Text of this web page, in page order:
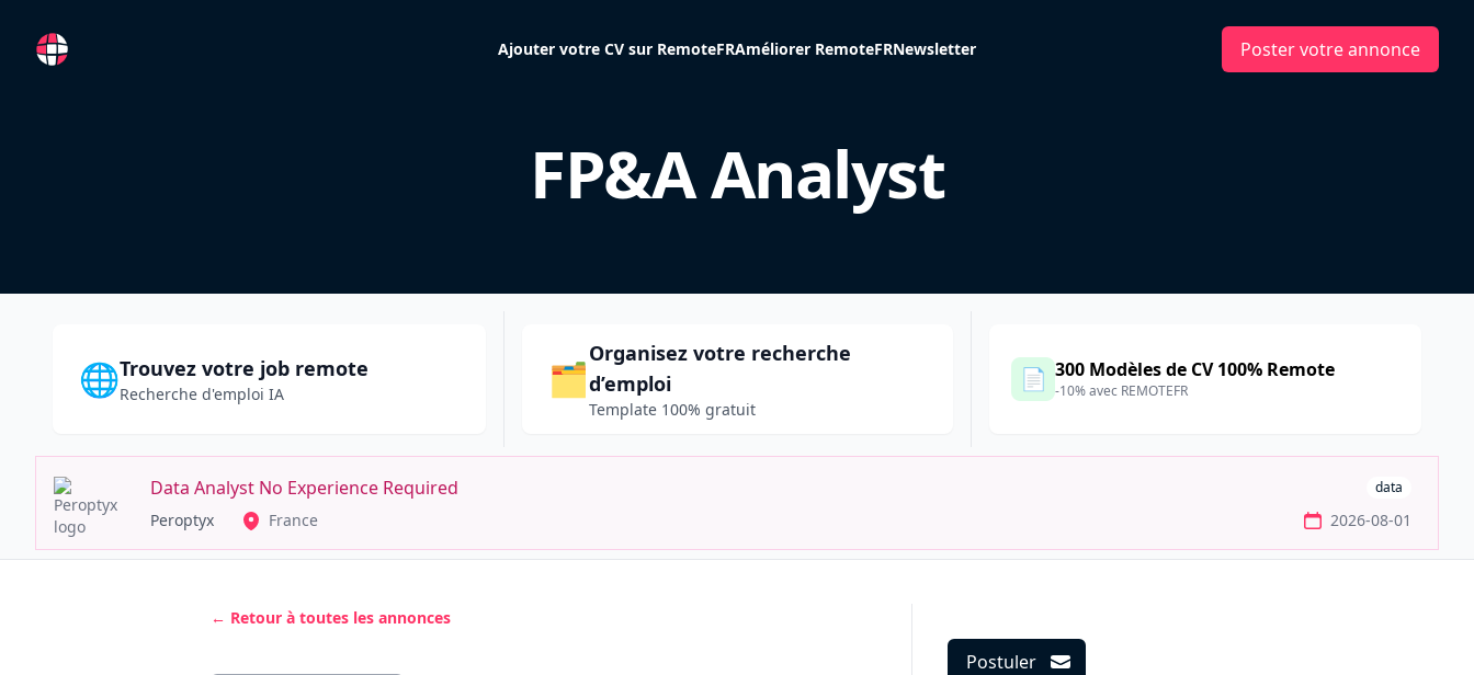
RemoteFR Ajouter votre CV sur RemoteFRAméliorer RemoteFRNewsletter Poster votre annonce
FP&A Analyst
🌐Trouvez votre job remote
Recherche d'emploi IA 🗂️
Organisez votre recherche
d’emploi
Template 100% gratuit
📄 300 Modèles de CV 100% Remote
-10% avec REMOTEFR
Data Analyst No Experience Required data
Peroptyx France 2026-08-01
← Retour à toutes les annonces
Postuler